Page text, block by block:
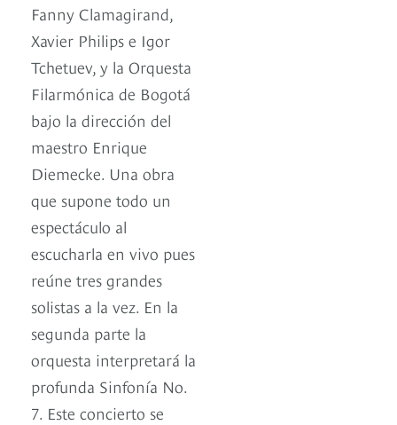
Fanny Clamagirand,
Xavier Philips e Igor
Tchetuev, y la Orquesta
Filarmónica de Bogotá
bajo la dirección del
maestro Enrique
Diemecke. Una obra
que supone todo un
espectáculo al
escucharla en vivo pues
reúne tres grandes
solistas a la vez. En la
segunda parte la
orquesta interpretará la
profunda Sinfonía No.
7. Este concierto se